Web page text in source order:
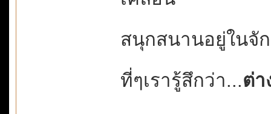
สนุกสนานอยู่ในจั
ที่ๆเรารู้สึกว่า...ต่า